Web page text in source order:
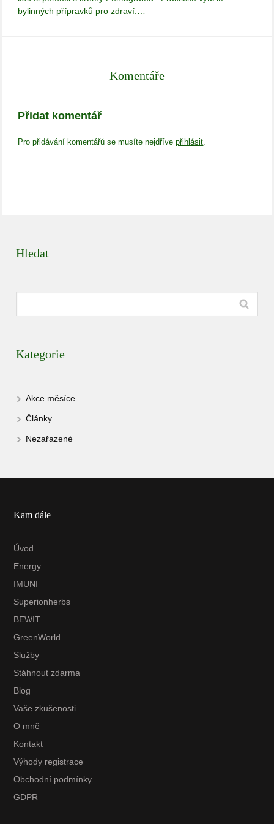
bylinných přípravků pro zdraví.…
Komentáře
Přidat komentář
Pro přidávání komentářů se musíte nejdřívepřihlásit.
Hledat
Kategorie
Akce měsíce
Články
Nezařazené
Kam dále
Úvod
Energy
IMUNI
Superionherbs
BEWIT
GreenWorld
Služby
Stáhnout zdarma
Blog
Vaše zkušenosti
O mně
Kontakt
Výhody registrace
Obchodní podmínky
GDPR